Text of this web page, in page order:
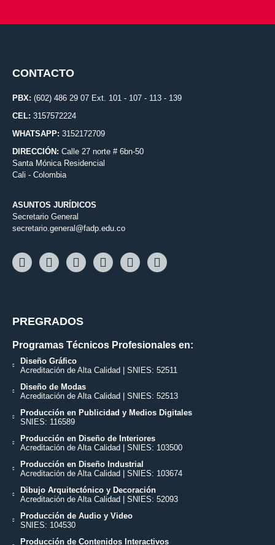
CONTACTO
PBX: (602) 486 29 07 Ext. 101 - 107 - 113 - 139
CEL: 3157572224
WHATSAPP: 3152172709
DIRECCIÓN: Calle 27 norte # 6bn-50
Santa Mónica Residencial
Cali - Colombia
ASUNTOS JURÍDICOS
Secretario General
secretario.general@fadp.edu.co
PREGRADOS
Programas Técnicos Profesionales en:
Diseño Gráfico
Acreditación de Alta Calidad | SNIES: 52511
Diseño de Modas
Acreditación de Alta Calidad | SNIES: 52513
Producción en Publicidad y Medios Digitales
SNIES: 116589
Producción en Diseño de Interiores
Acreditación de Alta Calidad | SNIES: 103500
Producción en Diseño Industrial
Acreditación de Alta Calidad | SNIES: 103674
Dibujo Arquitectónico y Decoración
Acreditación de Alta Calidad | SNIES: 52093
Producción de Audio y Video
SNIES: 104530
Producción de Contenidos Interactivos